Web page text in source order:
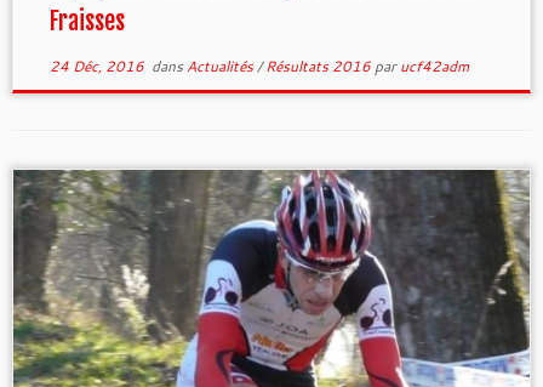
Fraisses
24 Déc, 2016dans Actualités/Résultats 2016 parucf42adm